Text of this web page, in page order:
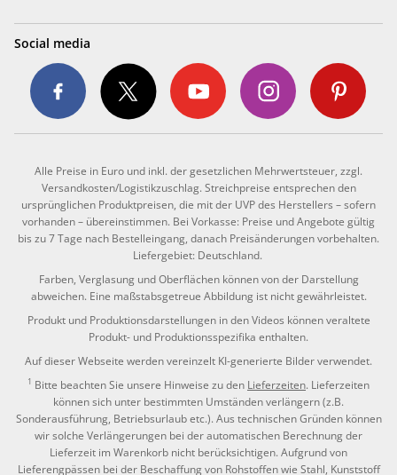
Social media
Alle Preise in Euro und inkl. der gesetzlichen Mehrwertsteuer, zzgl.
Versandkosten/Logistikzuschlag. Streichpreise entsprechen den
ursprünglichen Produktpreisen, die mit der UVP des Herstellers – sofern
vorhanden – übereinstimmen. Bei Vorkasse: Preise und Angebote gültig
bis zu 7 Tage nach Bestelleingang, danach Preisänderungen vorbehalten.
Liefergebiet: Deutschland.
Farben, Verglasung und Oberflächen können von der Darstellung
abweichen. Eine maßstabsgetreue Abbildung ist nicht gewährleistet.
Produkt und Produktionsdarstellungen in den Videos können veraltete
Produkt- und Produktionsspezifika enthalten.
Auf dieser Webseite werden vereinzelt KI-generierte Bilder verwendet.
1 Bitte beachten Sie unsere Hinweise zu den Lieferzeiten. Lieferzeiten
können sich unter bestimmten Umständen verlängern (z.B.
Sonderausführung, Betriebsurlaub etc.). Aus technischen Gründen können
wir solche Verlängerungen bei der automatischen Berechnung der
Lieferzeit im Warenkorb nicht berücksichtigen. Aufgrund von
Lieferengpässen bei der Beschaffung von Rohstoffen wie Stahl, Kunststoff